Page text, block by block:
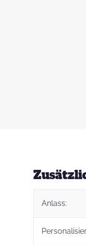
Anlass: